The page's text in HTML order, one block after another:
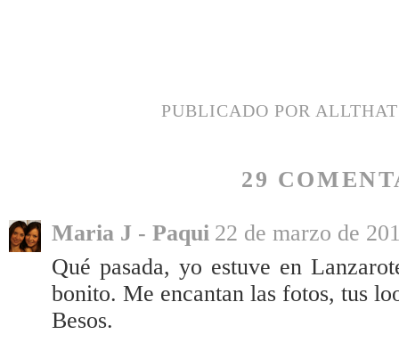
PUBLICADO POR
29
Maria J - Paqui 22 de marzo de
Qué pasada, yo estuve en
bonito. Me encantan las fotos, tus
Besos.